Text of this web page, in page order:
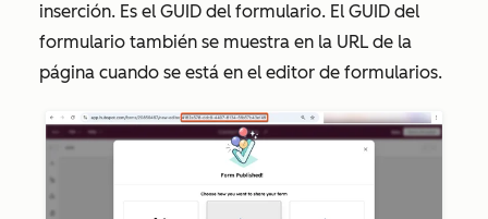
inserción. Es el GUID del formulario. El GUID del
formulario también se muestra en la URL de la
página cuando se está en el editor de formularios.